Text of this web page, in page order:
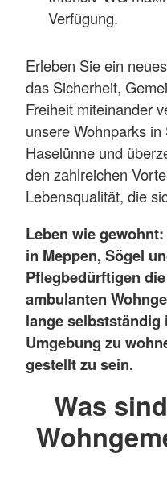
Verfügung.
Erleben Sie ein
das Sicherheit,
Freiheit miteinander
unsere Wohnparks
Haselünne und
den zahlreichen
Lebensqualität, die
Leben wie
in Meppen, Sögel
Pflegbedürftigen
ambulanten
lange
Umgebung zu
gestellt zu sein.
Was